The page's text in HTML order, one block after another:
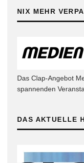
NIX MEHR
Das Clap-Angebot
spannenden
DAS AKTUELLE